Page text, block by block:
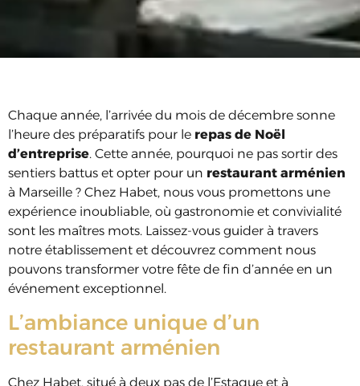
Chaque année, l’arrivée du mois de décembre sonne
l’heure des préparatifs pour le repas de Noël
d’entreprise. Cette année, pourquoi ne pas sortir des
sentiers battus et opter pour un restaurant arménien
à Marseille ? Chez Habet, nous vous promettons une
expérience inoubliable, où gastronomie et convivialité
sont les maîtres mots. Laissez-vous guider à travers
notre établissement et découvrez comment nous
pouvons transformer votre fête de fin d’année en un
événement exceptionnel.
L’ambiance unique d’un
restaurant arménien
Chez Habet, situé à deux pas de l’Estaque et à